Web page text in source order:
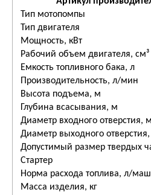
Тип мотопомпы
Тип двигателя
Мощность, кВт
Рабочий объем двигателя, см³
Емкость топливного бака, л
Производительность, л/мин
Высота подъема, м
Глубина всасывания, м
Диаметр входного
Диаметр выходного
Допустимый размер твердых
Стартер
Норма расхода топлива, л/
Масса изделия, кг